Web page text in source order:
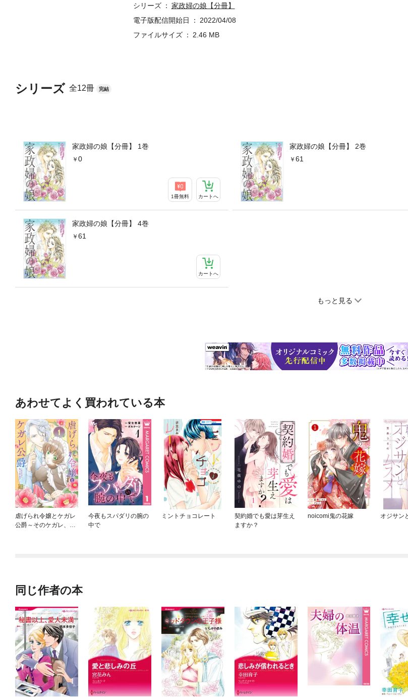
シリーズ 全12冊 完結
家政婦の娘【分冊】 1巻
0
1冊無料 カートへ
家政婦の娘【分冊】 2巻
61
家政婦の娘【分冊】 4巻
61
カートへ
もっと見る
シリーズ
家政婦の娘【分冊】
電子版配信開始日
2022/04/08
ファイルサイズ
2.46 MB
あわせてよく買われている本
虐げられ令嬢とケガレ
公爵～そのケガレ、払
今夜もスパダリの腕の
中で
ミントチョコレート
契約婚でも愛は芽生え
ますか？
noicomi鬼の花嫁 オジサン
同じ作者の本